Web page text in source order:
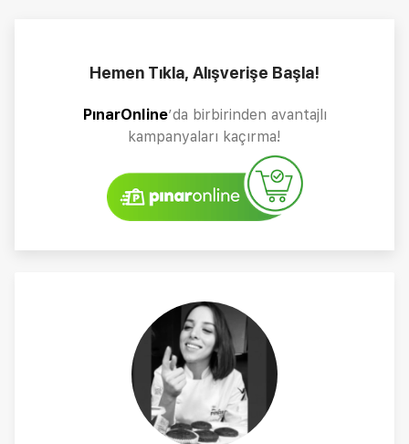
Hemen Tıkla, Alışverişe Başla!
PınarOnline’da birbirinden avantajlı
kampanyaları kaçırma!